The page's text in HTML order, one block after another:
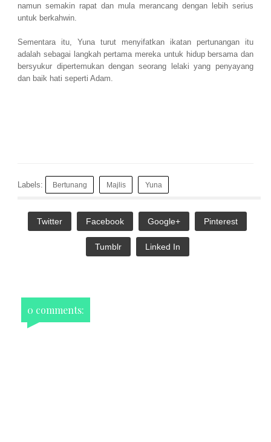
namun semakin rapat dan mula merancang dengan lebih serius
untuk berkahwin.
Sementara itu, Yuna turut menyifatkan ikatan pertunangan itu
adalah sebagai langkah pertama mereka untuk hidup bersama dan
bersyukur dipertemukan dengan seorang lelaki yang penyayang
dan baik hati seperti Adam.
Labels: Bertunang Majlis Yuna
Twitter Facebook Google+ Pinterest
Tumblr Linked In
0 comments: